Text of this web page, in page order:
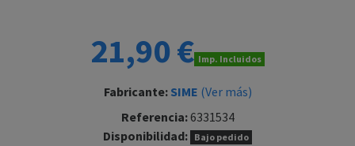
21,90 € Imp. Incluidos
Fabricante: SIME (Ver más)
Referencia:6331534
Disponibilidad:
Bajo pedido